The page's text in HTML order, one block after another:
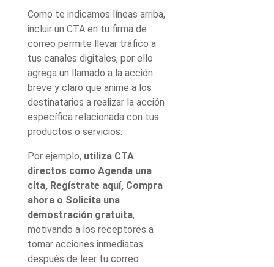
Como te indicamos líneas arriba,
incluir un CTA en tu firma de
correo permite llevar tráfico a
tus canales digitales, por ello
agrega un llamado a la acción
breve y claro que anime a los
destinatarios a realizar la acción
específica relacionada con tus
productos o servicios.
Por ejemplo, utiliza CTA
directos como Agenda una
cita, Regístrate aquí, Compra
ahora o Solicita una
demostración gratuita,
motivando a los receptores a
tomar acciones inmediatas
después de leer tu correo